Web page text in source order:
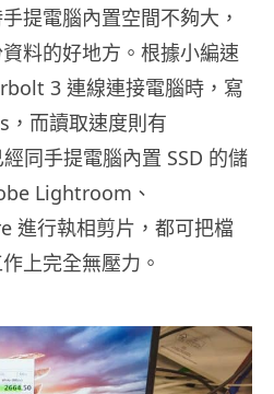
提電腦內置空間不夠大，
料的好地方。根據小編速
3 連線連接電腦時，寫
，而讀取速度則有
同手提電腦內置 SSD 的儲
Lightroom、
進行執相剪片，都可把檔
上完全無壓力。